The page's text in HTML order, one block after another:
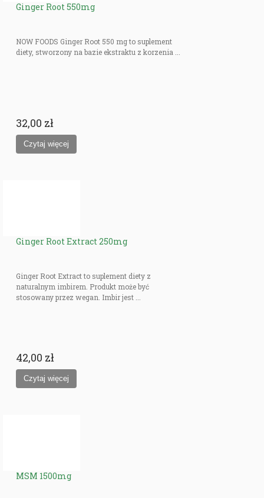
Ginger Root 550mg
NOW FOODS Ginger Root 550 mg to suplement
diety, stworzony na bazie ekstraktu z korzenia ...
32,00 zł
Ginger Root Extract 250mg
Ginger Root Extract to suplement diety z
naturalnym imbirem. Produkt może być
stosowany przez wegan. Imbir jest ...
42,00 zł
MSM 1500mg